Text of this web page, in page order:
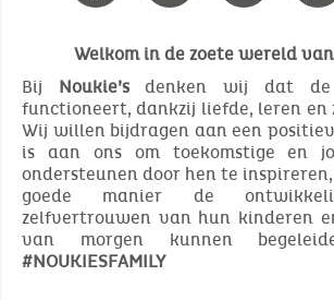
Welkom in de zoete wereld
Bij Noukie’sdenken wij dat de
functioneert, dankzij liefde, leren en
Wij willen bijdragen aan een
is aan ons om toekomstige en
ondersteunen door hen te
goede manier de
zelfvertrouwen van hun kinderen
van morgen kunnen
#NOUKIESFAMILY